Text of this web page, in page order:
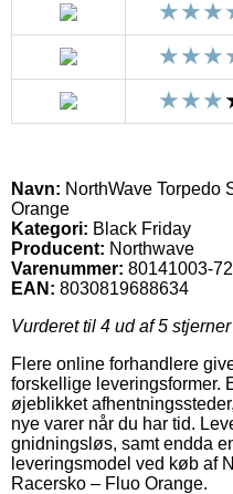
Navn: NorthWave Torpedo
Orange
Kategori: Black Friday
Producent: Northwave
Varenummer: 80141003-
EAN: 8030819688634
Vurderet til 4 ud af 5
Flere online forhandlere
forskellige leveringsformer.
øjeblikket
nye varer når du har tid.
gnidningsløs, samt endda
leveringsmodel ved køb af
Racersko – Fluo Orange.